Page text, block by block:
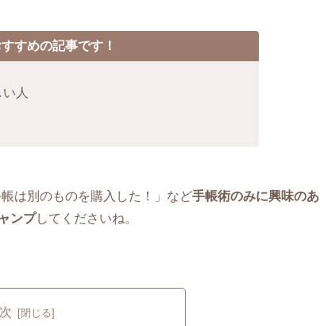
すめの記事です！
人
は別のものを購入した！」など手帳術のみに興味のあ
ンプしてくださいね。